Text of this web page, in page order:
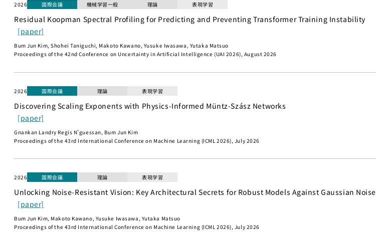
2026 国際会議 機械学習一般 理論 表現学習
Residual Koopman Spectral Profiling for Predicting and Preventing Transformer Training Instability
[paper]
Bum Jun Kim, Shohei Taniguchi, Makoto Kawano, Yusuke Iwasawa, Yutaka Matsuo
Proceedings of the 42nd Conference on Uncertainty in Artificial Intelligence (UAI 2026), August 2026
2026 国際会議 理論 表現学習
Discovering Scaling Exponents with Physics-Informed Müntz-Szász Networks
[paper]
Gnankan Landry Regis N’guessan, Bum Jun Kim
Proceedings of the 43rd International Conference on Machine Learning (ICML 2026), July 2026
2026 国際会議 理論 表現学習
Unlocking Noise-Resistant Vision: Key Architectural Secrets for Robust Models Against Gaussian Noise
[paper]
Bum Jun Kim, Makoto Kawano, Yusuke Iwasawa, Yutaka Matsuo
Proceedings of the 43rd International Conference on Machine Learning (ICML 2026), July 2026